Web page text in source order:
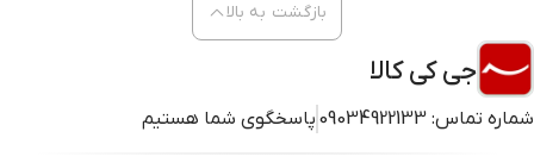
جی کی کالا
شماره تماس: 09034922133 پاسخگوی شما هستیم
بازگشت به بالا